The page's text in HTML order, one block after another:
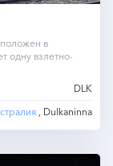
в
одну взлетно-
DLK
, Dulkaninna